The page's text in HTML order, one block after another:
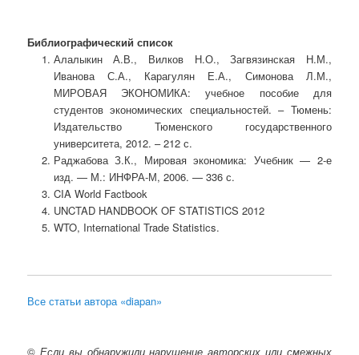
Библиографический список
Алалыкин А.В., Вилков Н.О., Загвязинская Н.М.,
Иванова С.А., Карагулян Е.А., Симонова Л.М.,
МИРОВАЯ ЭКОНОМИКА: учебное пособие для
студентов экономических специальностей. – Тюмень:
Издательство Тюменского государственного
университета, 2012. – 212 с.
Раджабова З.К., Мировая экономика: Учебник — 2-е
изд. — М.: ИНФРА-М, 2006. — 336 с.
CIA World Factbook
UNCTAD HANDBOOK OF STATISTICS 2012
WTO, International Trade Statistics.
Все статьи автора «diapan»
© Если вы обнаружили нарушение авторских или смежных